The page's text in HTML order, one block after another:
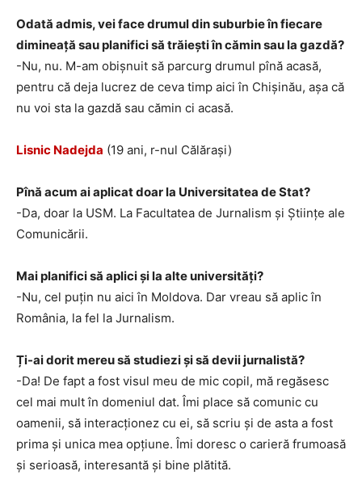
Odată admis, vei face drumul din suburbie în fiecare
dimineață sau planifici să trăiești în cămin sau la gazdă?
-Nu, nu. M-am obișnuit să parcurg drumul pînă acasă,
pentru că deja lucrez de ceva timp aici în Chișinău, așa că
nu voi sta la gazdă sau cămin ci acasă.
Lisnic Nadejda (19 ani, r-nul Călărași)
Pînă acum ai aplicat doar la Universitatea de Stat?
-Da, doar la USM. La Facultatea de Jurnalism și Științe ale
Comunicării.
Mai planifici să aplici și la alte universități?
-Nu, cel puțin nu aici în Moldova. Dar vreau să aplic în
România, la fel la Jurnalism.
Ți-ai dorit mereu să studiezi și să devii jurnalistă?
-Da! De fapt a fost visul meu de mic copil, mă regăsesc
cel mai mult în domeniul dat. Îmi place să comunic cu
oamenii, să interacționez cu ei, să scriu și de asta a fost
prima și unica mea opțiune. Îmi doresc o carieră frumoasă
și serioasă, interesantă și bine plătită.